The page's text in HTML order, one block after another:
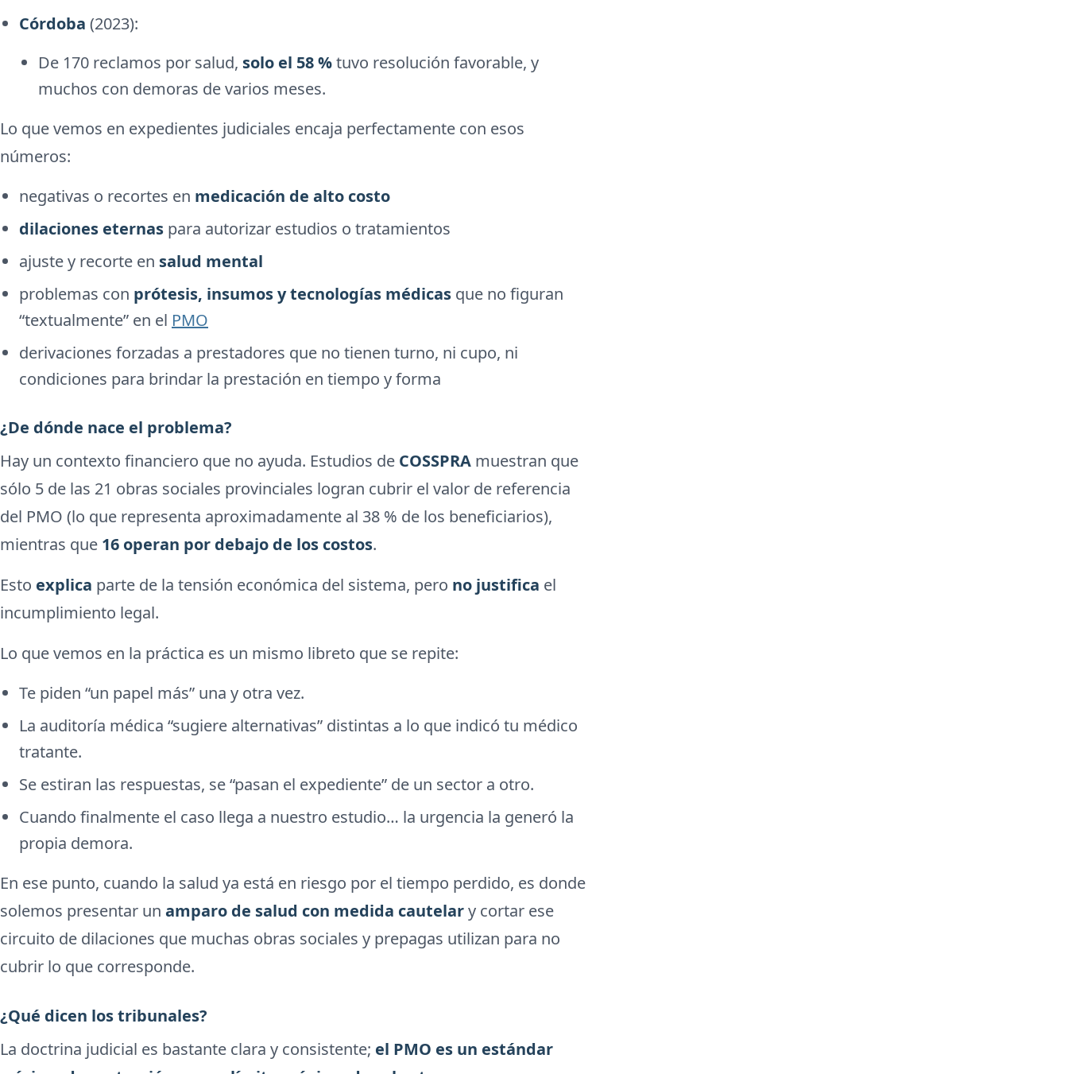
Córdoba (2023):
De 170 reclamos por salud, solo el 58 %tuvo resolución favorable, y
muchos con demoras de varios meses.
Lo que vemos en expedientes judiciales encaja perfectamente con esos
números:
negativas o recortes en medicación de alto costo
dilaciones eternas para autorizar estudios o tratamientos
ajuste y recorte en salud mental
problemas con prótesis, insumos y tecnologías médicas que no figuran
“textualmente” en el PMO
derivaciones forzadas a prestadores que no tienen turno, ni cupo, ni
condiciones para brindar la prestación en tiempo y forma
¿De dónde nace el problema?
Hay un contexto financiero que no ayuda. Estudios de COSSPRA muestran que
sólo 5 de las 21 obras sociales provinciales logran cubrir el valor de referencia
del PMO (lo que representa aproximadamente al 38 % de los beneficiarios),
mientras que 16 operan por debajo de los costos.
Esto explica parte de la tensión económica del sistema, pero no justifica el
incumplimiento legal.
Lo que vemos en la práctica es un mismo libreto que se repite:
Te piden “un papel más” una y otra vez.
La auditoría médica “sugiere alternativas” distintas a lo que indicó tu médico
tratante.
Se estiran las respuestas, se “pasan el expediente” de un sector a otro.
Cuando finalmente el caso llega a nuestro estudio… la urgencia la generó la
propia demora.
En ese punto, cuando la salud ya está en riesgo por el tiempo perdido, es donde
solemos presentar un amparo de salud con medida cautelary cortar ese
circuito de dilaciones que muchas obras sociales y prepagas utilizan para no
cubrir lo que corresponde.
¿Qué dicen los tribunales?
La doctrina judicial es bastante clara y consistente; el PMO es un estándar